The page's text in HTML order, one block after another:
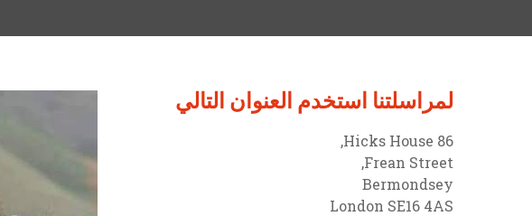
لمراسلتنا استخدم العنوان التالي
86 Hicks House,
Frean Street,
Bermondsey
London SE16 4AS